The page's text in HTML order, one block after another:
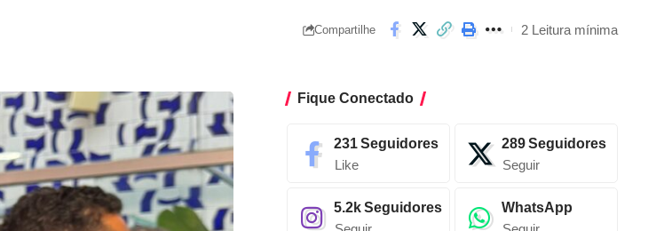
Compartilhe 2 Leitura mínima
Fique Conectado
231Seguidores
Like
289Seguidores
Seguir
5.2kSeguidores WhatsApp